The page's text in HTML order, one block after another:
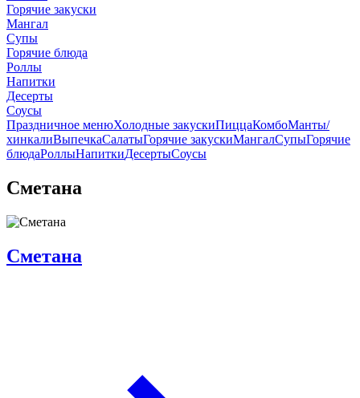
Горячие закуски
Мангал
Супы
Горячие блюда
Роллы
Напитки
Десерты
Соусы
Праздничное менюХолодные закускиПиццаКомбоМанты/
хинкалиВыпечкаСалатыГорячие закускиМангалСупыГорячие
блюдаРоллыНапиткиДесертыСоусы
Сметана
Сметана